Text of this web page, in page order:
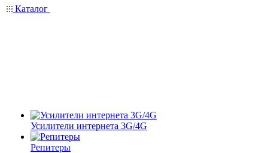
Каталог
Усилители интернета 3G/4G
Репитеры